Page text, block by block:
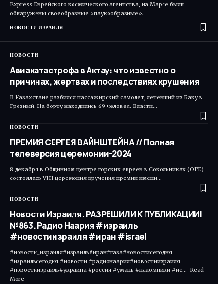
Express Еврейского космического агентства, на Марсе были
обнаружены своеобразные «паукообразные»…
НОВОСТИ ИЗРАИЛЯ
НОВОСТИ
Авиакатастрофа в Актау: что известно о
причинах, жертвах и последствиях крушения
В Казахстане разбился пассажирский самолет, летевший из Баку в
Грозный. На борту находились 69 человек. Власти…
НОВОСТИ
ПРЕМИЯ СЕРГЕЯ ВАЙНШТЕЙНА // Полная
телеверсия церемонии-2024
8 декабря в Общинном центре горских евреев в Сокольниках (ОГЕ)
состоялась VIII церемония вручения премии имени…
НОВОСТИ
Новости Израиля. РАЗРЕШИЛИ К ПУБЛИКАЦИИ!
№863. Радио Наария #израиль
#новостиизраиля #иран #israel
#новости_израиля#израиль#иран#газа#новостисегодня
#израильсегодня #новости #радионаария#новостиизраиля
#новостиизраиль#украина #россия #умань #паломники #ие... Read
More ​